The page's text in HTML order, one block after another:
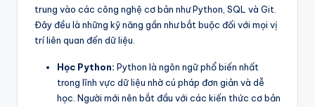
trung vào các công nghệ cơ bản như Python, SQL và Git.
Đây đều là những kỹ năng gần như bắt buộc đối với mọi vị
trí liên quan đến dữ liệu.
Học Python: Python là ngôn ngữ phổ biến nhất
trong lĩnh vực dữ liệu nhờ cú pháp đơn giản và dễ
học. Người mới nên bắt đầu với các kiến thức cơ bản